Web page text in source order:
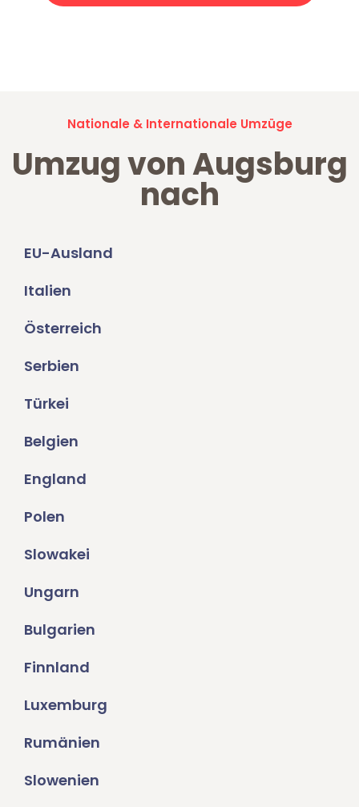
Nationale & Internationale Umzüge
Umzug von Augsburg
nach
EU-Ausland
Italien
Österreich
Serbien
Türkei
Belgien
England
Polen
Slowakei
Ungarn
Bulgarien
Finnland
Luxemburg
Rumänien
Slowenien